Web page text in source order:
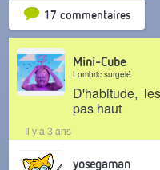
17 commentaires
Tri par
Mini-Cube
Lombric surgelé
D'habitude,
pas haut
Il y a 3 ans
yosegaman